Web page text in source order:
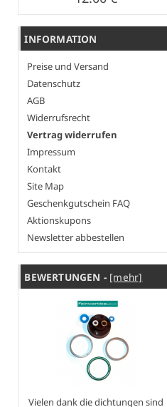
INFORMATION
Preise und Versand
Datenschutz
AGB
Widerrufsrecht
Vertrag widerrufen
Impressum
Kontakt
Site Map
Geschenkgutschein FAQ
Aktionskupons
Newsletter abbestellen
BEWERTUNGEN - [mehr]
Vielen dank die dichtungen sind